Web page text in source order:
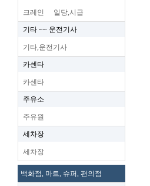
크레인 일당,시급
기타 ~~ 운전기사
기타,운전기사
카센타
카센타
주유소
주유원
세차장
세차장
백화점, 마트, 슈퍼, 편의점